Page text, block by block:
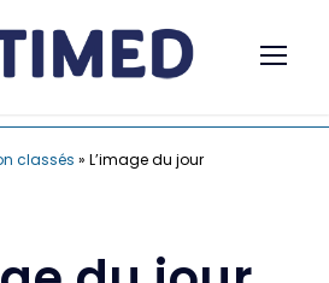
classés » L’image du jour